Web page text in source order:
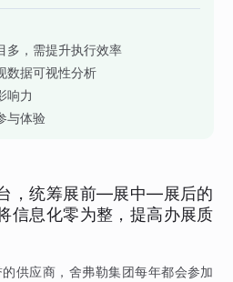
多，需提升执行效率
数据可视性分析
响力
与体验
，统筹展前—展中—展后的
信息化零为整，提高办展质
供应商，舍弗勒集团每年都会参加